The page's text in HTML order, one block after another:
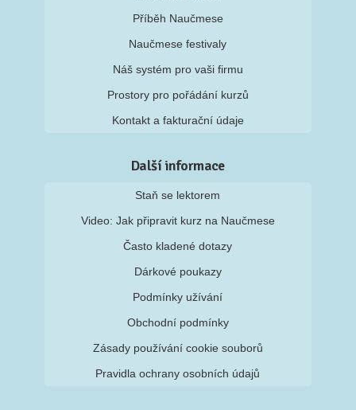
Příběh Naučmese
Naučmese festivaly
Náš systém pro vaši firmu
Prostory pro pořádání kurzů
Kontakt a fakturační údaje
Další informace
Staň se lektorem
Video: Jak připravit kurz na Naučmese
Často kladené dotazy
Dárkové poukazy
Podmínky užívání
Obchodní podmínky
Zásady používání cookie souborů
Pravidla ochrany osobních údajů